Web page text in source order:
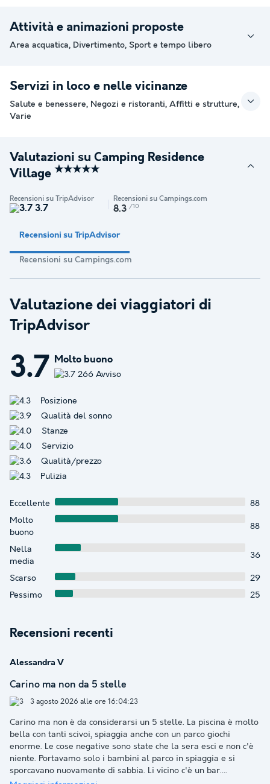
Attività e animazioni proposte
Area acquatica, Divertimento, Sport e tempo libero
Servizi in loco e nelle vicinanze
Salute e benessere, Negozi e ristoranti, Affitti e strutture,
Varie
Valutazioni su Camping Residence
Village ★★★★★
Recensioni su TripAdvisor
3.7
Recensioni su Campings.com
8.3 /10
Recensioni su TripAdvisor
Recensioni su Campings.com
Valutazione dei viaggiatori di
TripAdvisor
3.7 Molto buono
266 Avviso
Posizione
Qualità del sonno
Stanze
Servizio
Qualità/prezzo
Pulizia
Eccellente
88
Molto
buono
88
Nella
media
36
Scarso
29
Pessimo
25
Recensioni recenti
Alessandra V
Carino ma non da 5 stelle
3 agosto 2026 alle ore 16:04:23
Carino ma non è da considerarsi un 5 stelle. La piscina è molto
bella con tanti scivoi, spiaggia anche con un parco giochi
enorme. Le cose negative sono state che la sera esci e non c'è
niente. Portavamo solo i bambini al parco in spiaggia e si
sporcavano nuovamente di sabbia. Li vicino c'è un bar....